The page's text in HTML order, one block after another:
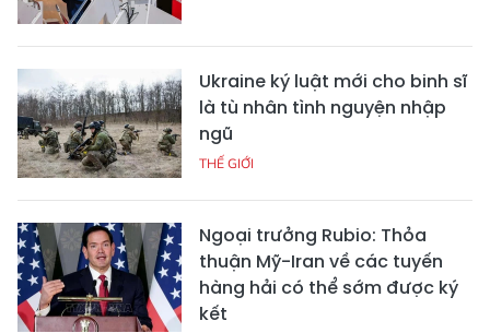
Ukraine ký luật mới cho binh sĩ
là tù nhân tình nguyện nhập
ngũ
THẾ GIỚI
Ngoại trưởng Rubio: Thỏa
thuận Mỹ-Iran về các tuyến
hàng hải có thể sớm được ký
kết